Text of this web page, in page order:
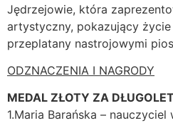
Jędrzejowie, która
artystyczny, pokazujący życie
przeplatany nastrojowymi
ODZNACZENIA I NAGRODY
MEDAL ZŁOTY ZA
1.Maria Barańska –